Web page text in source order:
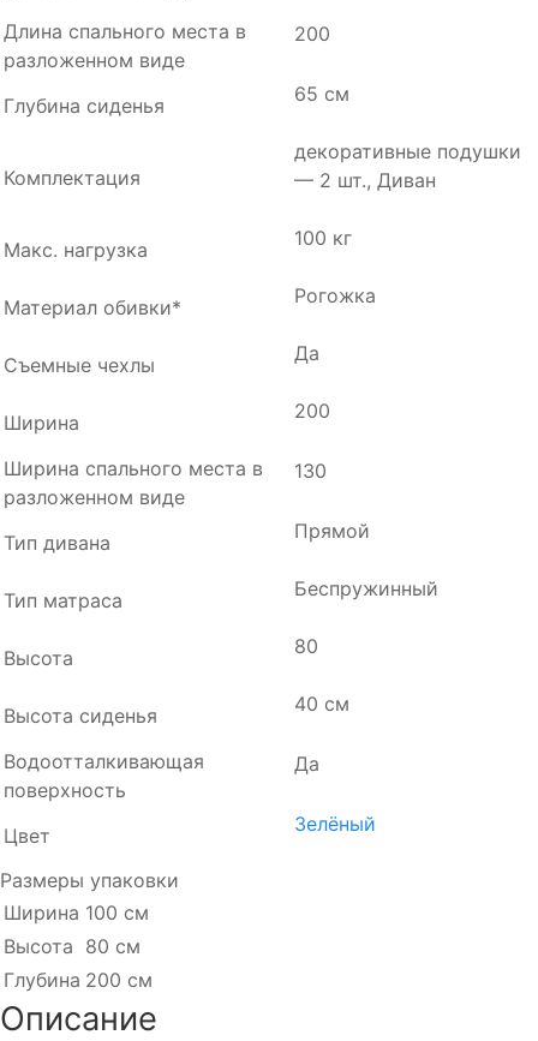
Длина спального места в
разложенном виде
200
Глубина сиденья 65 см
Комплектация
декоративные подушки
— 2 шт., Диван
Макс. нагрузка 100 кг
Материал обивки* Рогожка
Съемные чехлы Да
Ширина 200
Ширина спального места в
разложенном виде
130
Тип дивана Прямой
Тип матраса Беспружинный
Высота 80
Высота сиденья 40 см
Водоотталкивающая
поверхность
Да
Цвет Зелёный
Размеры упаковки
Ширина 100 см
Высота 80 см
Глубина 200 см
Описание